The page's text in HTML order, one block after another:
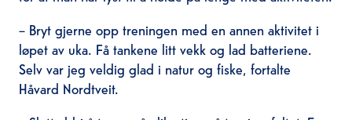
– Bryt gjerne opp treningen med en annen aktivitet i
løpet av uka. Få tankene litt vekk og lad batteriene.
Selv var jeg veldig glad i natur og fiske, fortalte
Håvard Nordtveit.